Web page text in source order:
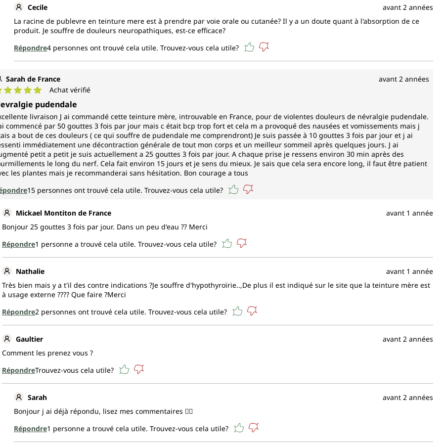
Cecile
avant 2 années
La racine de publevre en teinture mere est à prendre par voie orale ou cutanée? Il y a un doute quant à l'absorption de ce
produit. Je souffre de douleurs neuropathiques, est-ce efficace?
Répondre4 personnes ont trouvé cela utile. Trouvez-vous cela utile?
Sarah de France avant 2 années
moyenne de 5 sur 5 étoiles
Achat vérifié
pudendale
livraison J ai commandé cette teinture mère, introuvable en France, pour de violentes douleurs de névralgie pudendale.
commencé par 50 gouttes 3 fois par jour mais c était bcp trop fort et cela m a provoqué des nausées et vomissements mais j
a bout de ces douleurs ( ce qui souffre de pudendale me comprendront) Je suis passée à 10 gouttes 3 fois par jour et j ai
immédiatement une décontraction générale de tout mon corps et un meilleur sommeil après quelques jours. J ai
petit a petit je suis actuellement a 25 gouttes 3 fois par jour. A chaque prise je ressens environ 30 min après des
le long du nerf. Cela fait environ 15 jours et je sens du mieux. Je sais que cela sera encore long, il faut être patient
les plantes mais je recommanderai sans hésitation. Bon courage a tous
15 personnes ont trouvé cela utile. Trouvez-vous cela utile?
Mickael Montiton de France
avant 1 année
Bonjour 25 gouttes 3 fois par jour. Dans un peu d'eau ?? Merci
Répondre1 personne a trouvé cela utile. Trouvez-vous cela utile?
Nathalie
avant 1 année
Très bien mais y a t'il des contre indications ?Je souffre d'hypothyroïrie..,De plus il est indiqué sur le site que la teinture mère est
à usage externe ???? Que faire ?Merci
Répondre2 personnes ont trouvé cela utile. Trouvez-vous cela utile?
Gaultier
avant 2 années
Comment les prenez vous ?
RépondreTrouvez-vous cela utile?
Sarah
avant 2 années
Bonjour j ai déjà répondu, lisez mes commentaires 👍🏻
Répondre1 personne a trouvé cela utile. Trouvez-vous cela utile?